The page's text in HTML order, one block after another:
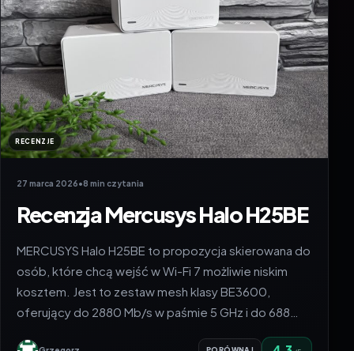
RECENZJE
27 marca 2026•8 min czytania
Recenzja Mercusys Halo H25BE
MERCUSYS Halo H25BE to propozycja skierowana do
osób, które chcą wejść w Wi-Fi 7 możliwie niskim
kosztem. Jest to zestaw mesh klasy BE3600,
oferujący do 2880 Mb/s w paśmie 5 GHz i do 688…